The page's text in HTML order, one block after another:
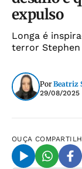
expulso
Longa é
terror Stephen
Por Beatriz
29/08/2025
OUÇA